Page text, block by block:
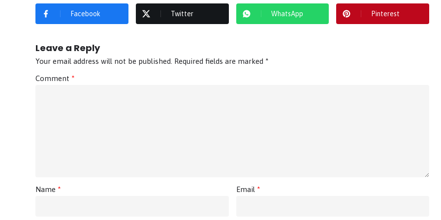
Facebook Twitter WhatsApp Pinterest
Leave a Reply
Your email address will not be published. Required fields are marked *
Comment *
Name * Email *